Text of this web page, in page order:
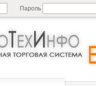
Пароль